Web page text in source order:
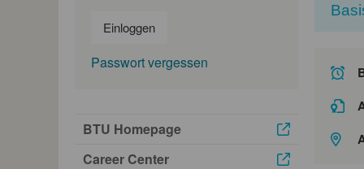
Einloggen
Passwort vergessen
BTU Homepage
Career Center